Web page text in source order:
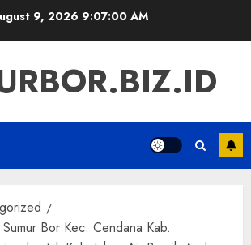
9, 20269:07:01 AM
Sumur Bor Kec. Cendana Kab.